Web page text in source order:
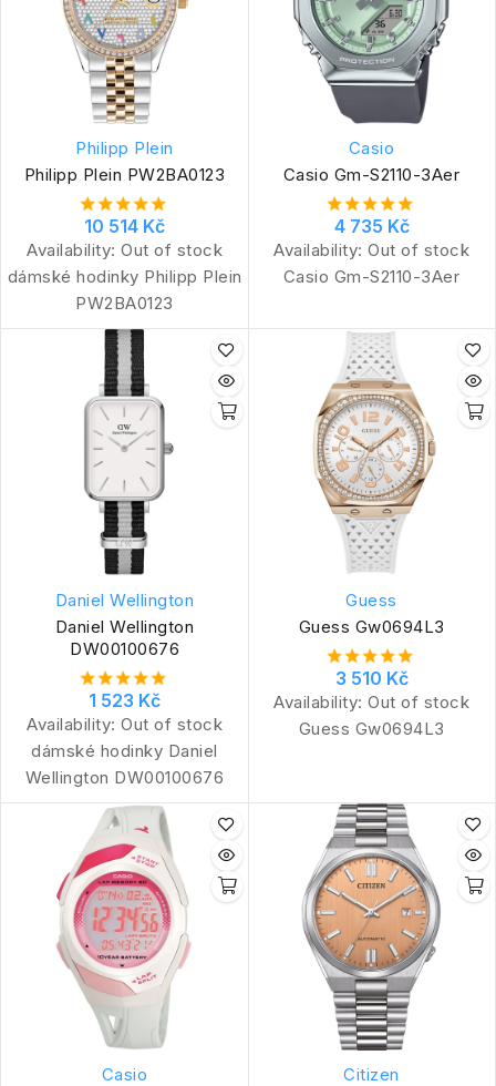
Philipp Plein
Philipp Plein PW2BA0123
10 514 Kč
Availability: Out of stock
dámské hodinky Philipp Plein
PW2BA0123
Casio
Casio Gm-S2110-3Aer
4 735 Kč
Availability: Out of stock
Casio Gm-S2110-3Aer
Daniel Wellington
Daniel Wellington
DW00100676
1 523 Kč
Availability: Out of stock
dámské hodinky Daniel
Wellington DW00100676
Guess
Guess Gw0694L3
3 510 Kč
Availability: Out of stock
Guess Gw0694L3
Casio
Citizen